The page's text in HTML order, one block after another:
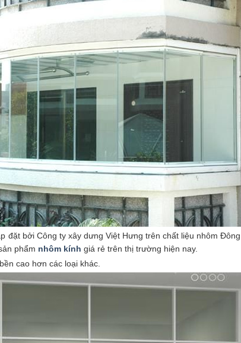
đặt bởi Công ty xây dưng Việt Hưng trên chất liệu nhôm
phẩm nhôm kính giá rẻ trên thị trường hiện nay.
cao hơn các loại khác.